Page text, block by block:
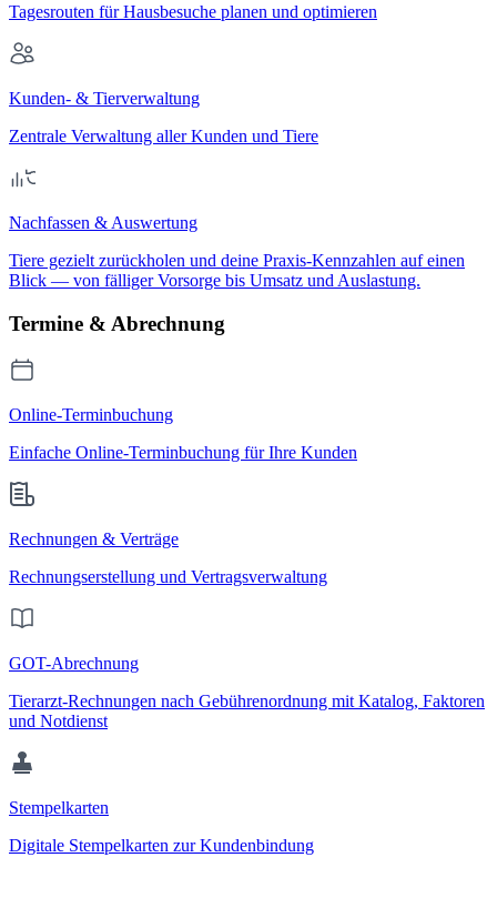
Tagesrouten für Hausbesuche planen und optimieren
Kunden- & Tierverwaltung
Zentrale Verwaltung aller Kunden und Tiere
Nachfassen & Auswertung
Tiere gezielt zurückholen und deine Praxis-Kennzahlen auf einen
Blick — von fälliger Vorsorge bis Umsatz und Auslastung.
Termine & Abrechnung
Online-Terminbuchung
Einfache Online-Terminbuchung für Ihre Kunden
Rechnungen & Verträge
Rechnungserstellung und Vertragsverwaltung
GOT-Abrechnung
Tierarzt-Rechnungen nach Gebührenordnung mit Katalog, Faktoren
und Notdienst
Stempelkarten
Digitale Stempelkarten zur Kundenbindung